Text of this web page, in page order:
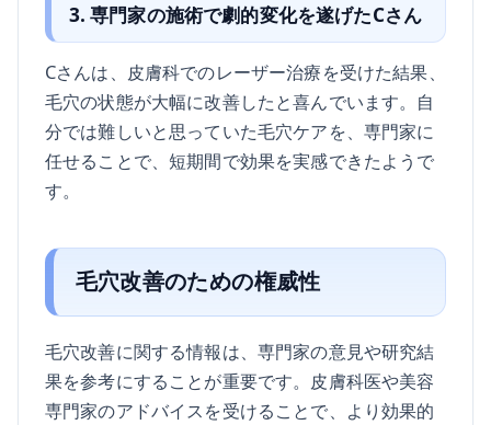
3. 専門家の施術で劇的変化を遂げたCさん
Cさんは、皮膚科でのレーザー治療を受けた結果、
毛穴の状態が大幅に改善したと喜んでいます。自
分では難しいと思っていた毛穴ケアを、専門家に
任せることで、短期間で効果を実感できたようで
す。
毛穴改善のための権威性
毛穴改善に関する情報は、専門家の意見や研究結
果を参考にすることが重要です。皮膚科医や美容
専門家のアドバイスを受けることで、より効果的